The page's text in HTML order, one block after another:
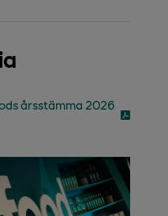
årsstämma 2026